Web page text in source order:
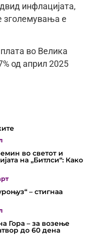
инфлацијата,
зголемувања е
во Велика
од април 2025
во светот и
на „Битлси“: Како
– стигнаа
Гора – за возење
до 60 дена